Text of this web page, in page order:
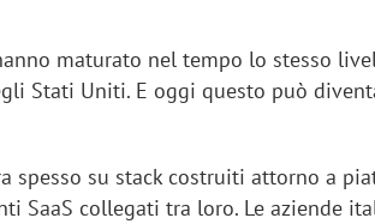
maturato nel tempo lo stesso
Stati Uniti. E oggi questo può
spesso su stack costruiti attorno a
SaaS collegati tra loro. Le aziende
deve
Doxa: «Non basta più
fenomeni: bisogna
tradurli in azioni»